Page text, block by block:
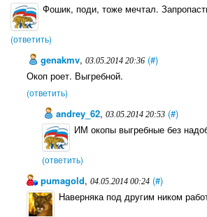
Фошик, поди, тоже мечтал.
(ответить)
genakmv, 03.05.2014 20:36 (#)
Окоп роет. Выгребной.
(ответить)
andrey_62,03.05.2014 20:53 (#)
ИМ окопы выгребные без
(ответить)
pumagold, 04.05.2014 00:24 (#)
Наверняка под другим ником